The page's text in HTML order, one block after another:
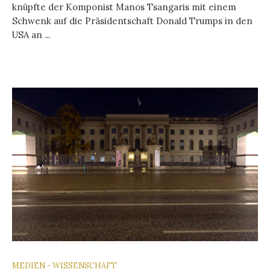
knüpfte der Komponist Manos Tsangaris mit einem
Schwenk auf die Präsidentschaft Donald Trumps in den
USA an ...
MEDIEN - WISSENSCHAFT